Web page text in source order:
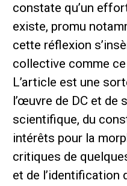
constate qu’un
existe, promu
cette réflexion
collective comme
L’article est une
l’œuvre de DC et de
scientifique, du
intérêts pour la
critiques de
et de l’identification